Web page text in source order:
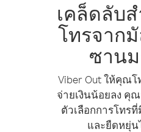
เคล็ดลับ
โทรจาก
ซาน
Viber Out ให้คุณ
จ่ายเงินน้อยลง คุ
ตัวเลือกการโทร
และยืดหยุ่น